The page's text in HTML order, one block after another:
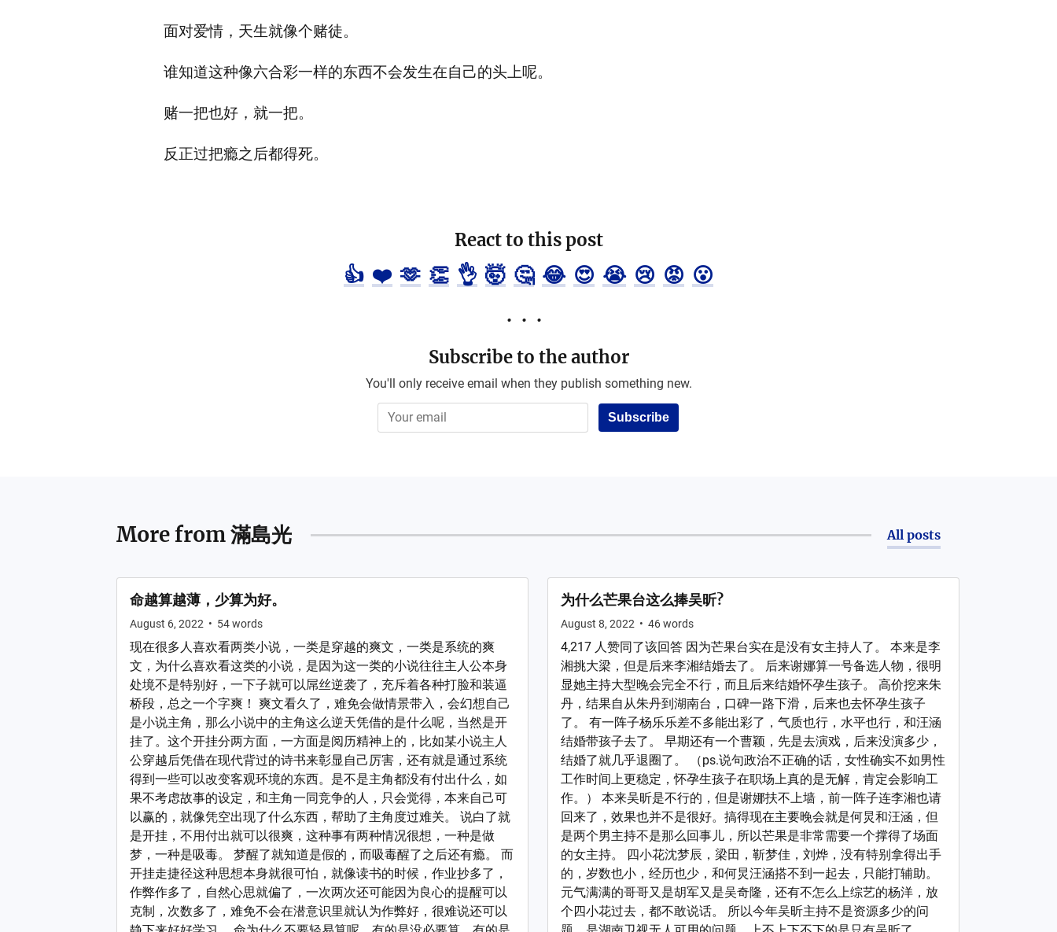
面对爱情，天生就像个赌徒。
谁知道这种像六合彩一样的东西不会发生在自己的头上呢。
赌一把也好，就一把。
反正过把瘾之后都得死。
React to this post
👍 ❤️ 🫶 👏 👌 🤯 🤔 😂 😍 😭 😢 😡 😮
Subscribe to the author
You'll only receive email when they publish something new.
Subscribe
More from滿島光 All posts
命越算越薄，少算为好。
August 6, 2022 • 54words
现在很多人喜欢看两类小说，一类是穿越的爽文，一类是系统的爽
文，为什么喜欢看这类的小说，是因为这一类的小说往往主人公本身
处境不是特别好，一下子就可以屌丝逆袭了，充斥着各种打脸和装逼
桥段，总之一个字爽！ 爽文看久了，难免会做情景带入，会幻想自己
是小说主角，那么小说中的主角这么逆天凭借的是什么呢，当然是开
挂了。这个开挂分两方面，一方面是阅历精神上的，比如某小说主人
公穿越后凭借在现代背过的诗书来彰显自己厉害，还有就是通过系统
得到一些可以改变客观环境的东西。是不是主角都没有付出什么，如
果不考虑故事的设定，和主角一同竞争的人，只会觉得，本来自己可
以赢的，就像凭空出现了什么东西，帮助了主角度过难关。 说白了就
是开挂，不用付出就可以很爽，这种事有两种情况很想，一种是做
梦，一种是吸毒。 梦醒了就知道是假的，而吸毒醒了之后还有瘾。 而
开挂走捷径这种思想本身就很可怕，就像读书的时候，作业抄多了，
作弊作多了，自然心思就偏了，一次两次还可能因为良心的提醒可以
克制，次数多了，难免不会在潜意识里就认为作弊好，很难说还可以
为什么芒果台这么捧吴昕?
August 8, 2022 • 46words
4,217 人赞同了该回答 因为芒果台实在是没有女主持人了。 本来是李
湘挑大梁，但是后来李湘结婚去了。 后来谢娜算一号备选人物，很明
显她主持大型晚会完全不行，而且后来结婚怀孕生孩子。 高价挖来朱
丹，结果自从朱丹到湖南台，口碑一路下滑，后来也去怀孕生孩子
了。 有一阵子杨乐乐差不多能出彩了，气质也行，水平也行，和汪涵
结婚带孩子去了。 早期还有一个曹颖，先是去演戏，后来没演多少，
结婚了就几乎退圈了。 （ps.说句政治不正确的话，女性确实不如男性
工作时间上更稳定，怀孕生孩子在职场上真的是无解，肯定会影响工
作。） 本来吴昕是不行的，但是谢娜扶不上墙，前一阵子连李湘也请
回来了，效果也并不是很好。搞得现在主要晚会就是何炅和汪涵，但
是两个男主持不是那么回事儿，所以芒果是非常需要一个撑得了场面
的女主持。 四小花沈梦辰，梁田，靳梦佳，刘烨，没有特别拿得出手
的，岁数也小，经历也少，和何炅汪涵搭不到一起去，只能打辅助。
元气满满的哥哥又是胡军又是吴奇隆，还有不怎么上综艺的杨洋，放
个四小花过去，都不敢说话。 所以今年吴昕主持不是资源多少的问